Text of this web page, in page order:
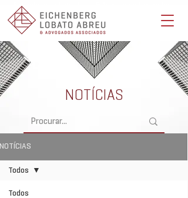
Eichenberg, Lobato, Abreu & Advogados Associados -
Advocacia Full Service
NOTÍCIAS
Todos
Todos
NOTÍCIAS